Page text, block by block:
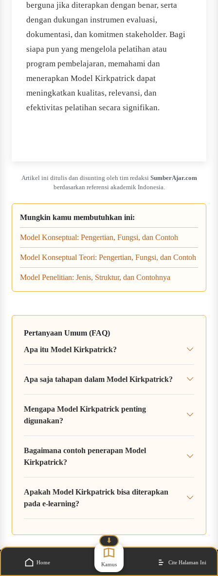
berguna jika diterapkan dengan benar, serta
dengan dukungan instrumen evaluasi,
dokumentasi, dan komitmen stakeholder. Bagi
siapa pun yang mengelola pelatihan atau
program pembelajaran, memahami dan
menerapkan Model Kirkpatrick dapat
meningkatkan kualitas, relevansi, dan
efektivitas pelatihan secara signifikan.
Artikel ini ditulis dan disunting oleh tim redaksi SumberAjar.com
berdasarkan referensi akademik Indonesia.
Mungkin kamu membutuhkan ini:
Model Konseptual: Pengertian, Fungsi, dan Contoh
Model Konseptual Teori: Pengertian, Fungsi, dan Contoh
Model Penelitian: Jenis, Struktur, dan Contohnya
Pertanyaan Umum (FAQ)
Apa itu Model Kirkpatrick?
Apa saja tahapan dalam Model Kirkpatrick?
Mengapa Model Kirkpatrick penting
digunakan?
Bagaimana contoh penerapan Model
Kirkpatrick?
Apakah Model Kirkpatrick bisa diterapkan
pada e-learning?
⬇
Home Kamus Cite Halaman Ini